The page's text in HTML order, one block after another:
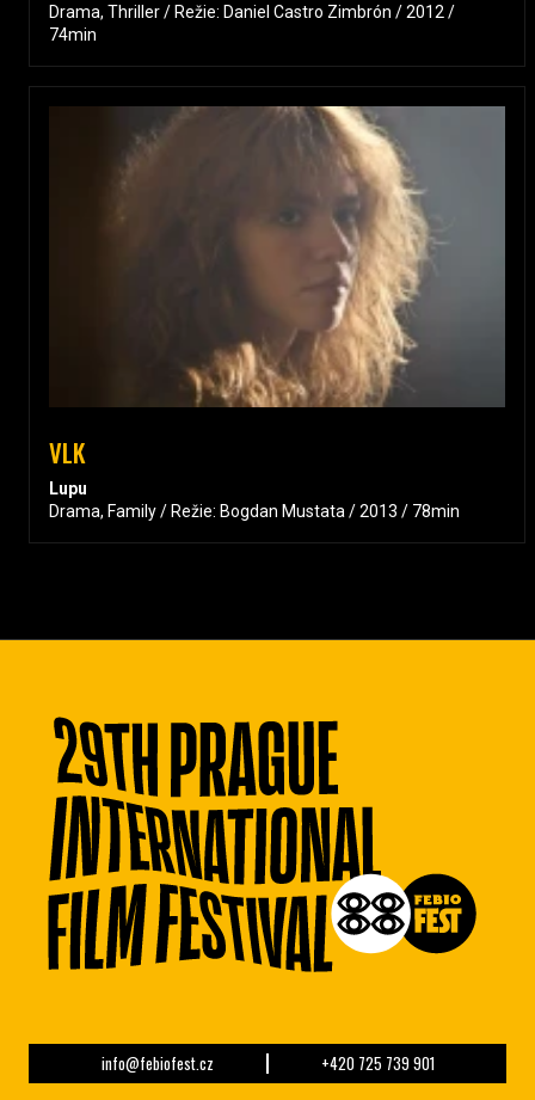
Drama, Thriller / Režie: Daniel Castro Zimbrón / 2012 /
74min
VLK
Lupu
Drama, Family / Režie: Bogdan Mustata / 2013 / 78min
info@febiofest.cz +420 725 739 901